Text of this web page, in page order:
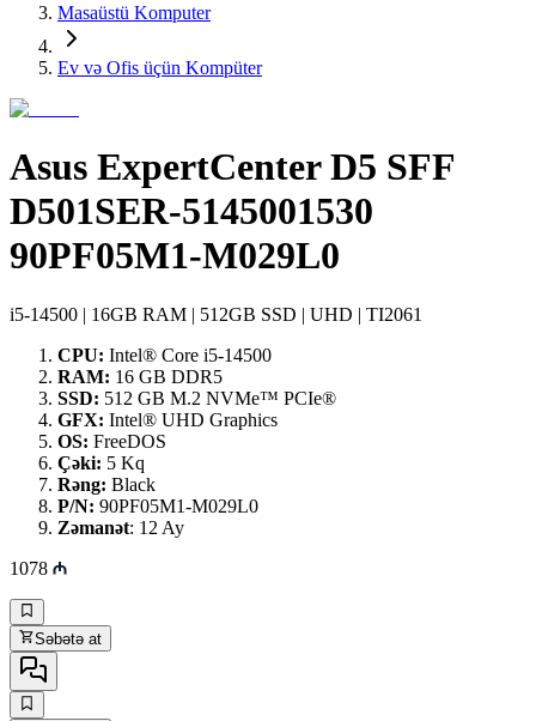
Masaüstü Komputer
Ev və Ofis üçün Kompüter
Asus ExpertCenter D5 SFF
D501SER-5145001530
90PF05M1-M029L0
i5-14500 | 16GB RAM | 512GB SSD | UHD | TI2061
CPU: Intel® Core i5-14500
RAM: 16 GB DDR5
SSD: 512 GB M.2 NVMe™ PCIe®
GFX: Intel® UHD Graphics
OS: FreeDOS
Çəki: 5 Kq
Rəng: Black
P/N: 90PF05M1-M029L0
Zəmanət: 12 Ay
1078
Səbətə at